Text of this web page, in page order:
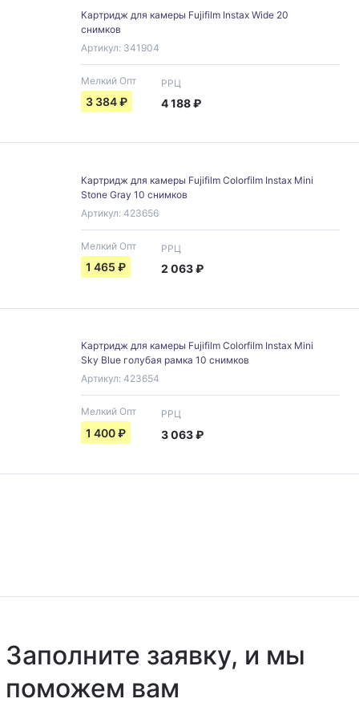
Картридж для камеры Fujifilm Instax Wide 20
снимков
Артикул: 341904
3 384₽
Мелкий Опт
4 188₽
РРЦ
Картридж для камеры Fujifilm Colorfilm Instax Mini
Stone Gray 10 снимков
Артикул: 423656
1 465 ₽
Мелкий Опт
2 063₽
РРЦ
Картридж для камеры Fujifilm Colorfilm Instax Mini
Sky Blue голубая рамка 10 снимков
Артикул: 423654
1 400₽
Мелкий Опт
3 063₽
РРЦ
Заполните заявку, и мы
поможем вам